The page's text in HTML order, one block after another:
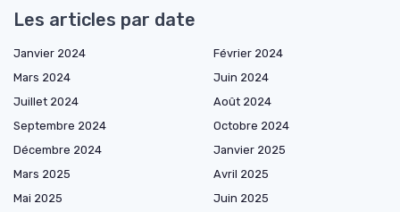
Les articles par date
Janvier 2024
Février 2024
Mars 2024
Juin 2024
Juillet 2024
Août 2024
Septembre 2024
Octobre 2024
Décembre 2024
Janvier 2025
Mars 2025
Avril 2025
Mai 2025
Juin 2025